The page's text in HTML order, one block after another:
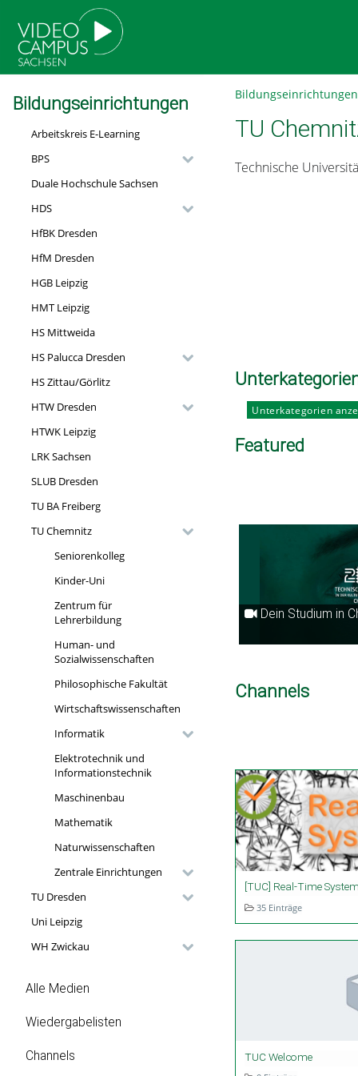
Bildungseinrichtungen
Arbeitskreis E-Learning
BPS
Duale Hochschule Sachsen
HDS
HfBK Dresden
HfM Dresden
HGB Leipzig
HMT Leipzig
HS Mittweida
HS Palucca Dresden
HS Zittau/Görlitz
HTW Dresden
HTWK Leipzig
LRK Sachsen
SLUB Dresden
TU BA Freiberg
TU Chemnitz
Seniorenkolleg
Kinder-Uni
Zentrum für
Lehrerbildung
Human- und
Sozialwissenschaften
Philosophische Fakultät
Wirtschaftswissenschaften
Informatik
Elektrotechnik und
Informationstechnik
Maschinenbau
Mathematik
Naturwissenschaften
Zentrale Einrichtungen
TU Dresden
Uni Leipzig
WH Zwickau
Alle Medien
Wiedergabelisten
Channels
Bildungseinrichtungen
TU
Technische
Unterkategorien
Featured
Dein Studium in Chemnitz:
Channels
[TUC] Real-Time
35 Einträge
TUC Welcome